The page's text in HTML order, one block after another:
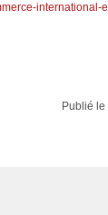
international-
Publié